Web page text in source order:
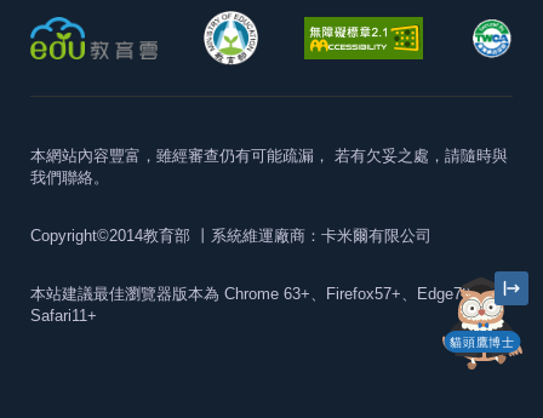
貓頭鷹博士
本網站內容豐富，雖經審查仍有可能疏漏， 若有欠妥之處，請隨時與
我們聯絡。
Copyright©2014教育部 丨系統維運廠商：卡米爾有限公司
本站建議最佳瀏覽器版本為 Chrome 63+、Firefox57+、Edge79+及
Safari11+